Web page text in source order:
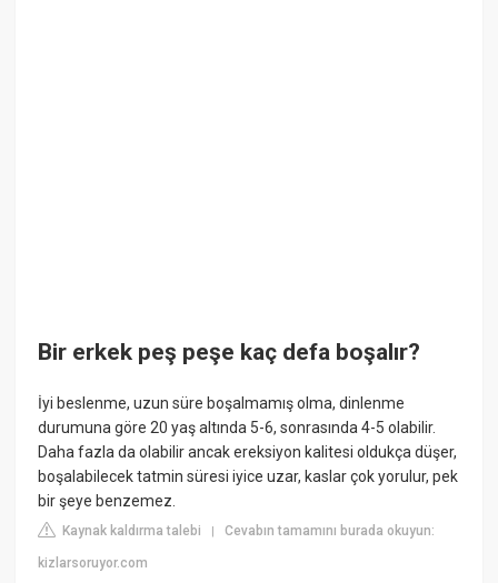
Bir erkek peş peşe kaç defa boşalır?
İyi beslenme, uzun süre boşalmamış olma, dinlenme
durumuna göre 20 yaş altında 5-6, sonrasında 4-5 olabilir.
Daha fazla da olabilir ancak ereksiyon kalitesi oldukça düşer,
boşalabilecek tatmin süresi iyice uzar, kaslar çok yorulur, pek
bir şeye benzemez.
Kaynak kaldırma talebi |Cevabın tamamını burada okuyun:
kizlarsoruyor.com